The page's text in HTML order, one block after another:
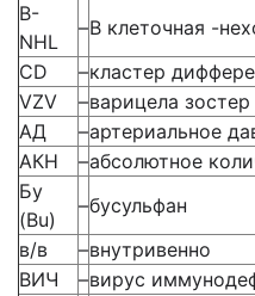
B-
NHL
–В клеточная -
CD
–кластер
VZV
–варицела
АД
–артериальное
АКН
–абсолютное
Бу
(Bu)
–бусульфан
в/в
–внутривенно
ВИЧ
–вирус